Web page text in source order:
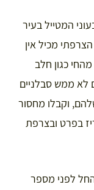
המטייל בעיר
מכיל אין
כגון חלב
לא ממש סבלניים
וקבלו מחסור
בפרט ובצרפת
לפני מספר